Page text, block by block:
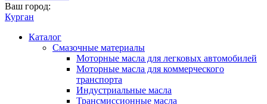
Ваш город:
Курган
Каталог
Смазочные материалы
Моторные масла для легковых автомобилей
Моторные масла для коммерческого
транспорта
Индустриальные масла
Трансмиссионные масла